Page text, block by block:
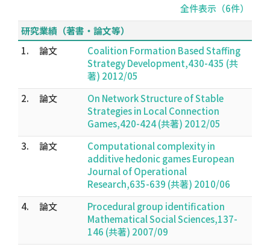
全件表示（6件）
研究業績（著書・論文等）
1.
論文
Coalition Formation Based Staffing
Strategy Development,430-435 (共
著) 2012/05
2.
論文
On Network Structure of Stable
Strategies in Local Connection
Games,420-424 (共著) 2012/05
3.
論文
Computational complexity in
additive hedonic games European
Journal of Operational
Research,635-639 (共著) 2010/06
4.
論文
Procedural group identification
Mathematical Social Sciences,137-
146 (共著) 2007/09